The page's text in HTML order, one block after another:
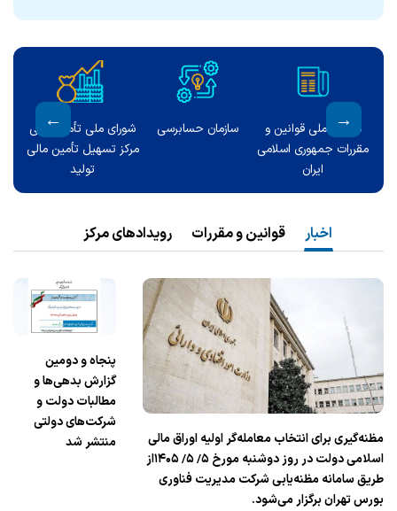
سامانه ملی قوانین و
مقررات جمهوری اسلامی
ایران
سازمان حسابرسی
شورای ملی تأمین مالی
مرکز تسهیل تأمین مالی
تولید
اخبار قوانین و مقررات رویدادهای مرکز
مظنه‌‎گیری برای انتخاب معامله‌گر اولیه اوراق مالی
اسلامی دولت در روز دوشنبه مورخ ۵/ ۵/ ۱۴۰۵از
طریق سامانه مظنه‌یابی شرکت مدیریت فناوری
بورس تهران برگزار می‌شود.
پنجاه و دومین
گزارش بدهی‌ها و
مطالبات دولت و
شرکت‌های دولتی
منتشر شد